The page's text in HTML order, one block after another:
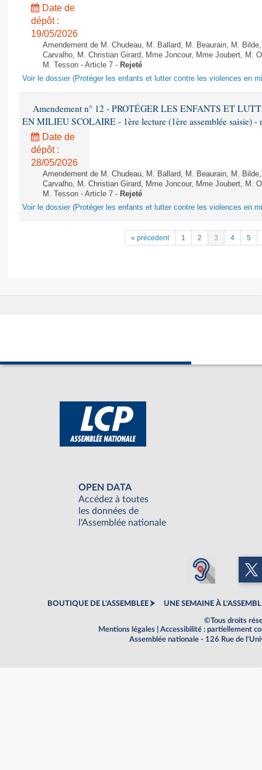
Date de
dépôt :
19/05/2026
Amendement de M. Chudeau, M. Ballard, M. Beaurain, M.
Carvalho, M. Christian Girard, Mme Joncour, Mme Joubert, M.
M. Tesson - Article 7 - Rejeté
Voir le dossier (Protéger les enfants et lutter contre les violences en
Amendement n° 12 - PROTÉGER LES ENFANTS ET
EN MILIEU SCOLAIRE - 1ère lecture (1ère assemblée saisie) -
Date de
dépôt :
28/05/2026
Amendement de M. Chudeau, M. Ballard, M. Beaurain, M.
Carvalho, M. Christian Girard, Mme Joncour, Mme Joubert, M.
M. Tesson - Article 7 - Rejeté
Voir le dossier (Protéger les enfants et lutter contre les violences en
« précedent 1 2 3 4 5
OPEN DATA
Accédez à toutes
les données de
l'Assemblée nationale
BOUTIQUE DE L'ASSEMBLEE UNE SEMAINE À
©Tous droits
Mentions légales
Accessibilité : partiellement
Assemblée nationale - 126 Rue de